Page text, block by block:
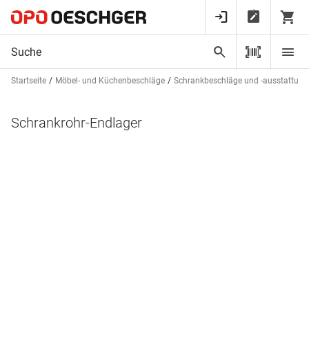
Startseite Möbel- und Küchenbeschläge Schrankbeschläge und -
Schrankrohr-Endlager